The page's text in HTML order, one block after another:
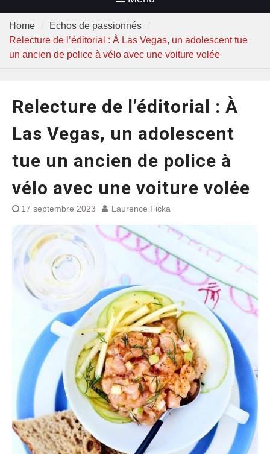
Home
Echos de passionnés
Relecture de l’éditorial : À Las Vegas, un adolescent tue
un ancien de police à vélo avec une voiture volée
Relecture de l’éditorial : À
Las Vegas, un adolescent
tue un ancien de police à
vélo avec une voiture volée
17 septembre 2023 Laurence Ficka